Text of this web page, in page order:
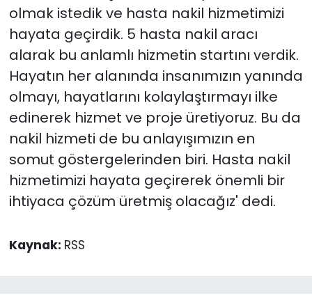
olmak istedik ve hasta nakil hizmetimizi
hayata geçirdik. 5 hasta nakil aracı
alarak bu anlamlı hizmetin startını verdik.
Hayatın her alanında insanımızın yanında
olmayı, hayatlarını kolaylaştırmayı ilke
edinerek hizmet ve proje üretiyoruz. Bu da
nakil hizmeti de bu anlayışımızın en
somut göstergelerinden biri. Hasta nakil
hizmetimizi hayata geçirerek önemli bir
ihtiyaca çözüm üretmiş olacağız' dedi.
Kaynak: RSS